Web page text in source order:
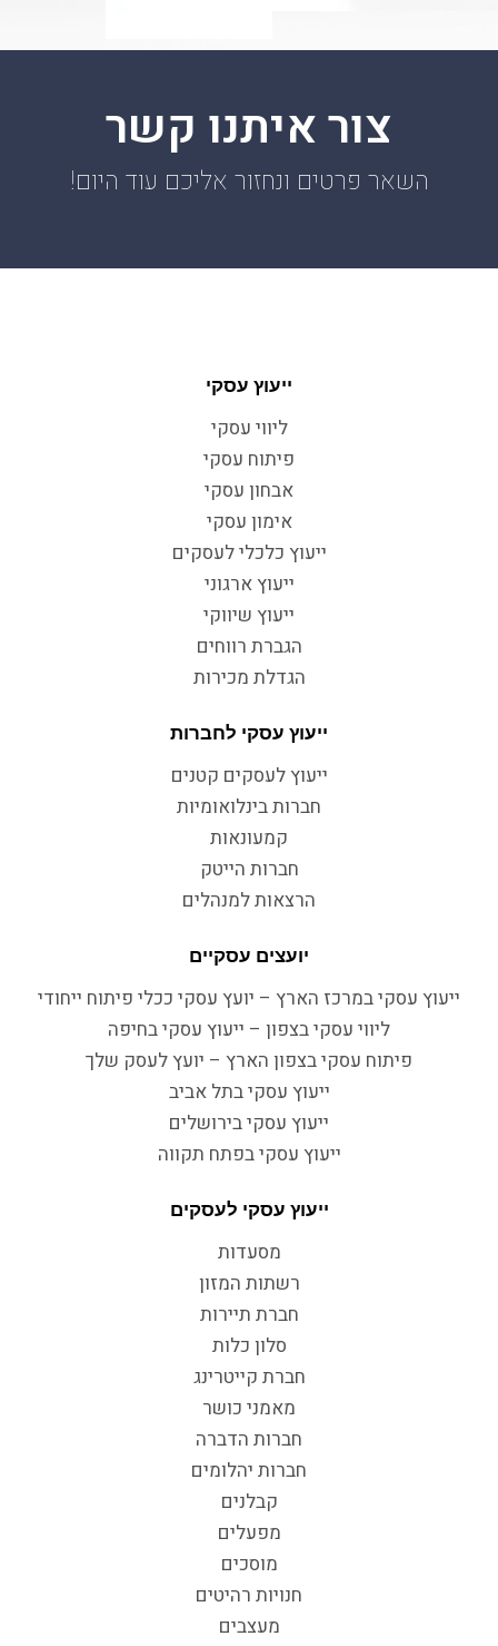
צור איתנו קשר
השאר פרטים ונחזור אליכם עוד היום!
ייעוץ עסקי
ליווי עסקי
פיתוח עסקי
אבחון עסקי
אימון עסקי
ייעוץ כלכלי לעסקים
ייעוץ ארגוני
ייעוץ שיווקי
הגברת רווחים
הגדלת מכירות
ייעוץ עסקי לחברות
ייעוץ לעסקים קטנים
חברות בינלואומיות
קמעונאות
חברות הייטק
הרצאות למנהלים
יועצים עסקיים
ייעוץ עסקי במרכז הארץ – יועץ עסקי ככלי פיתוח ייחודי
ליווי עסקי בצפון – ייעוץ עסקי בחיפה
פיתוח עסקי בצפון הארץ – יועץ לעסק שלך
ייעוץ עסקי בתל אביב
ייעוץ עסקי בירושלים
ייעוץ עסקי בפתח תקווה
ייעוץ עסקי לעסקים
מסעדות
רשתות המזון
חברת תיירות
סלון כלות
חברת קייטרינג
מאמני כושר
חברות הדברה
חברות יהלומים
קבלנים
מפעלים
מוסכים
חנויות רהיטים
מעצבים